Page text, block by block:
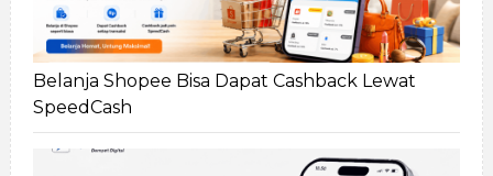
Belanja Shopee Bisa Dapat Cashback Lewat
SpeedCash